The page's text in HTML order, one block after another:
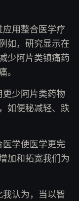
应用整合医学疗
如，研究显示在
少阿片类镇痛药
。
更少阿片类药物
如便秘减轻、跌
医学使医学更完
加和拓宽我们为
我认为，当以智